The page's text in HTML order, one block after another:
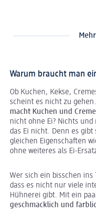
Warum braucht man
Ob Kuchen, Kekse,
scheint es nicht zu
macht Kuchen und
nicht ohne Ei? Nichts
das Ei nicht. Denn es
gleichen Eigenschaften
ohne weiteres als Ei-
Wer sich ein bisschen
dass es nicht nur viele
Hühnerei gibt. Mit ein
geschmacklich und